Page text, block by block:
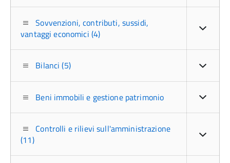
Sovvenzioni, contributi, sussidi,
vantaggi economici (4)
Bilanci (5)
Beni immobili e gestione patrimonio
Controlli e rilievi sull'amministrazione
(11)